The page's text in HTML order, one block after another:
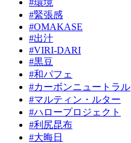
#緊張感
#OMAKASE
#出汁
#VIRI-DARI
#黒豆
#和パフェ
#カーボンニュートラル
#マルティン・ルター
#ハロープロジェクト
#利尻昆布
#大晦日